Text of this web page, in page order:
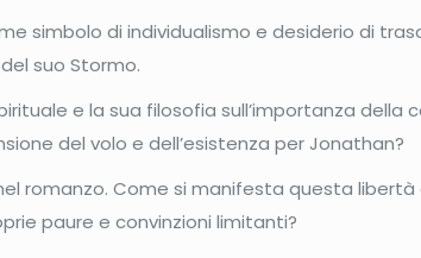
simbolo di individualismo e desiderio di
suo Stormo.
e la sua filosofia sull’importanza
del volo e dell’esistenza per Jonathan?
romanzo. Come si manifesta questa
paure e convinzioni limitanti?